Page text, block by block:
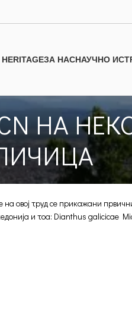
HERITAGEЗА НАСНАУЧНО
НА
овој труд се прикажани
и тоа: Dianthus galicicae